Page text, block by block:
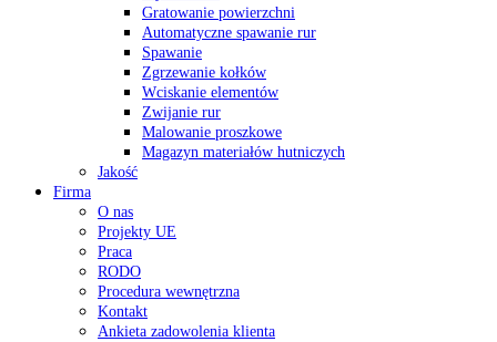
Gratowanie powierzchni
Automatyczne spawanie rur
Spawanie
Zgrzewanie kołków
Wciskanie elementów
Zwijanie rur
Malowanie proszkowe
Magazyn materiałów hutniczych
Jakość
Firma
O nas
Projekty UE
Praca
RODO
Procedura wewnętrzna
Kontakt
Ankieta zadowolenia klienta